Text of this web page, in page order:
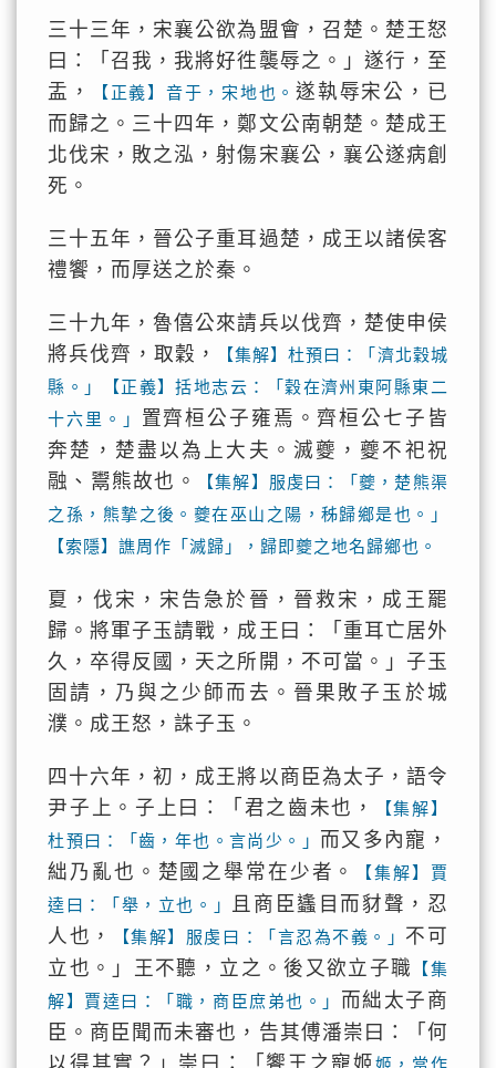
三十三年，宋襄公欲為盟會，召楚。楚王怒
曰：「召我，我將好徃襲辱之。」遂行，至
盂，
【正義】音于，宋地也。遂執辱宋公，已
而歸之。三十四年，鄭文公南朝楚。楚成王
北伐宋，敗之泓，射傷宋襄公，襄公遂病創
死。
三十五年，晉公子重耳過楚，成王以諸侯客
禮饗，而厚送之於秦。
三十九年，魯僖公來請兵以伐齊，楚使申侯
將兵伐齊，取穀，
【集解】杜預曰：「濟北穀城
縣。」【正義】括地志云：「穀在濟州東阿縣東二
十六里。」 置齊桓公子雍焉。齊桓公七子皆
奔楚，楚盡以為上大夫。滅夔，夔不祀祝
融、鬻熊故也。
【集解】服虔曰：「夔，楚熊渠
之孫，熊摯之後。夔在巫山之陽，秭歸鄉是也。」
【索隱】譙周作「滅歸」，歸即夔之地名歸鄉也。
夏，伐宋，宋告急於晉，晉救宋，成王罷
歸。將軍子玉請戰，成王曰：「重耳亡居外
久，卒得反國，天之所開，不可當。」子玉
固請，乃與之少師而去。晉果敗子玉於城
濮。成王怒，誅子玉。
四十六年，初，成王將以商臣為太子，語令
尹子上。子上曰：「君之齒未也，
【集解】
杜預曰：「齒，年也。言尚少。」 而又多內寵，
絀乃亂也。楚國之舉常在少者。
【集解】賈
逵曰：「舉，立也。」 且商臣蠭目而豺聲，忍
人也，
【集解】服虔曰：「言忍為不義。」 不可
立也。」王不聽，立之。後又欲立子職
【集
解】賈逵曰：「職，商臣庶弟也。」 而絀太子商
臣。商臣聞而未審也，告其傅潘崇曰：「何
以得其實？」崇曰：「饗王之寵姬姬，當作